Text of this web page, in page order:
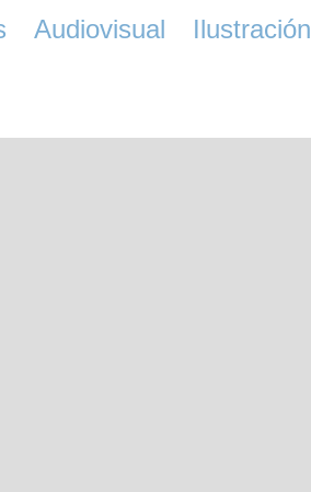
Audiovisual
Ilustración